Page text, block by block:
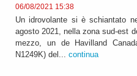
06/08/2021 15:38
Un idrovolante si è schiantato
agosto 2021, nella zona sud-est
mezzo, un de Havilland
N1249K) del... continua